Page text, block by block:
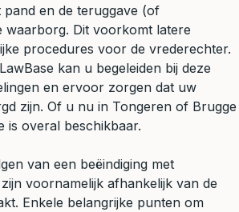
pand en de teruggave (of
waarborg. Dit voorkomt latere
procedures voor de vrederechter.
kan u begeleiden bij deze
en ervoor zorgen dat uw
zijn. Of u nu in Tongeren of Brugge
is overal beschikbaar.
van een beëindiging met
voornamelijk afhankelijk van de
Enkele belangrijke punten om